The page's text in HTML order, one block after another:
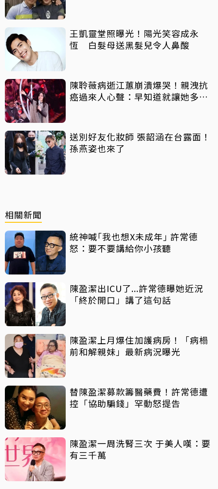
王凱靈堂照曝光！陽光笑容成永
恆 白髮母送黑髮兒令人鼻酸
陳聆薇病逝江蕙崩潰爆哭！親洩抗
癌過來人心聲：早知道就讓她多化
送別好友化妝師 張韶涵在台露面！
孫燕姿也來了
相關新聞
統神喊｢我也想X未成年｣ 許常德
怒：要不要講給你小孩聽
陳盈潔出ICU了...許常德曝她近況
「終於開口」講了這句話
陳盈潔上月爆住加護病房！「病榻
前和解親妹」最新病況曝光
替陳盈潔募款籌醫藥費！許常德遭
控「協助騙錢」罕動怒提告
陳盈潔一周洗腎三次 于美人嘆：要
有三千萬